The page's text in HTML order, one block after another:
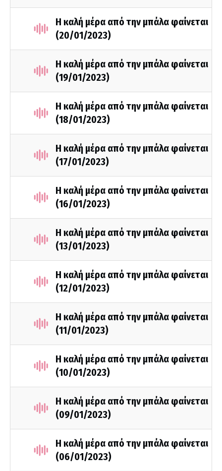
Η καλή μέρα από την μπάλα φαίνεται
(20/01/2023)
Η καλή μέρα από την μπάλα φαίνεται
(19/01/2023)
Η καλή μέρα από την μπάλα φαίνεται
(18/01/2023)
Η καλή μέρα από την μπάλα φαίνεται
(17/01/2023)
Η καλή μέρα από την μπάλα φαίνεται
(16/01/2023)
Η καλή μέρα από την μπάλα φαίνεται
(13/01/2023)
Η καλή μέρα από την μπάλα φαίνεται
(12/01/2023)
Η καλή μέρα από την μπάλα φαίνεται
(11/01/2023)
Η καλή μέρα από την μπάλα φαίνεται
(10/01/2023)
Η καλή μέρα από την μπάλα φαίνεται
(09/01/2023)
Η καλή μέρα από την μπάλα φαίνεται
(06/01/2023)